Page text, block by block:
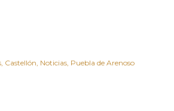
Castellón Noticias Puebla de Arenoso